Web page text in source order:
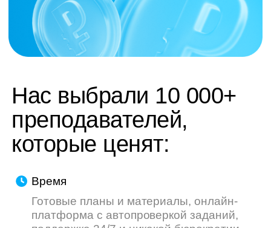
труду — мы делаем всё, чтобы ваш опыт
был приятнее